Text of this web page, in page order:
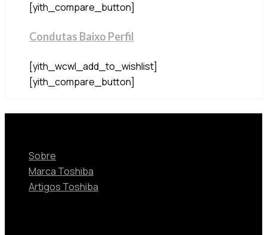
[yith_compare_button]
Condutas Baixo Perfil
[yith_wcwl_add_to_wishlist]
[yith_compare_button]
Sobre
Marca Toshiba
Artigos Toshiba